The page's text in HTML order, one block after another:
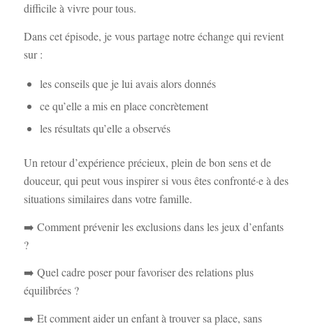
difficile à vivre pour tous.
Dans cet épisode, je vous partage notre échange qui revient
sur :
les conseils que je lui avais alors donnés
ce qu’elle a mis en place concrètement
les résultats qu’elle a observés
Un retour d’expérience précieux, plein de bon sens et de
douceur, qui peut vous inspirer si vous êtes confronté·e à des
situations similaires dans votre famille.
➡️ Comment prévenir les exclusions dans les jeux d’enfants
?
➡️ Quel cadre poser pour favoriser des relations plus
équilibrées ?
➡️ Et comment aider un enfant à trouver sa place, sans